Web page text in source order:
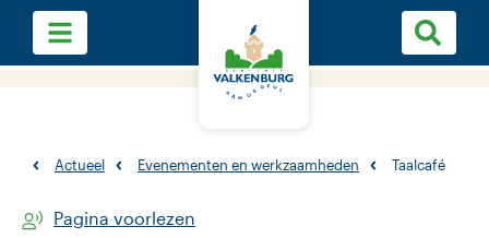
Actueel Evenementen en werkzaamheden Taalcafé
Pagina voorlezen